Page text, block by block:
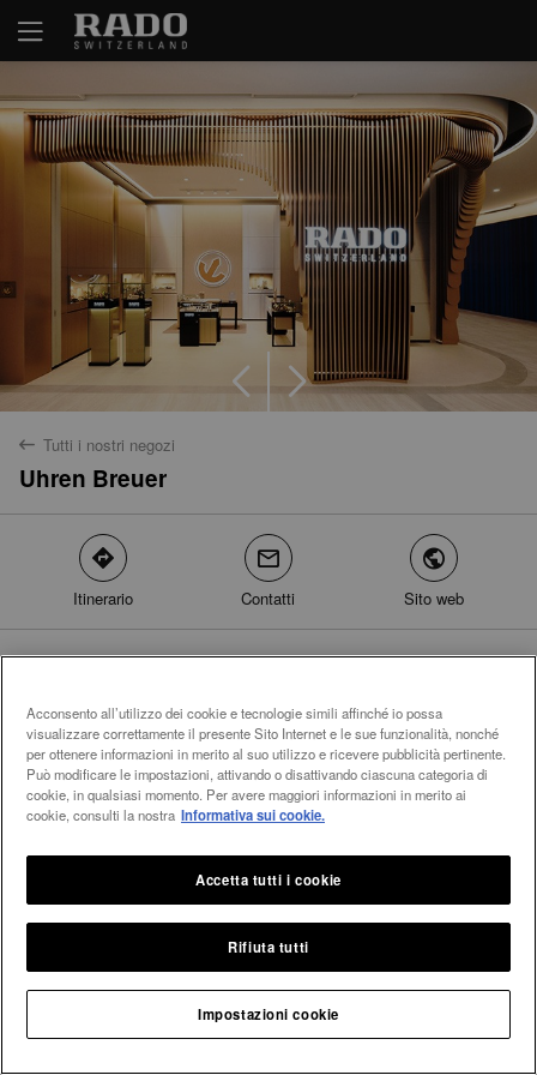
back Tutti i nostri negozi
Uhren Breuer
translation.phone.modal.accept translation.phone.modal.refuse
direction
Itinerario
mail
Contatti
world
Sito web
marker
Sülzburgstr. 21
Germania
Integral Diamonds
Acconsento all’utilizzo dei cookie e tecnologie simili affinché io possa
visualizzare correttamente il presente Sito Internet e le sue funzionalità, nonché
per ottenere informazioni in merito al suo utilizzo e ricevere pubblicità pertinente.
Può modificare le impostazioni, attivando o disattivando ciascuna categoria di
cookie, in qualsiasi momento. Per avere maggiori informazioni in merito ai
cookie, consulti la nostra Informativa sui cookie.
Rifiuta tutti
Accetta tutti i cookie
Impostazioni cookie